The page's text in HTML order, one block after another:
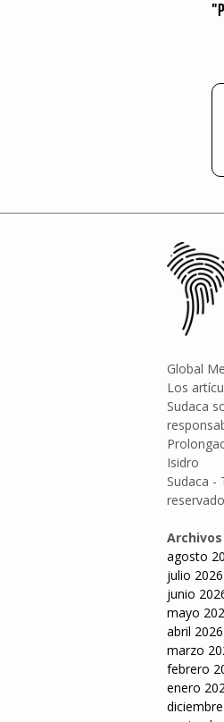
Global
Los
Sudaca
Isidro
Sudaca -
Archivos
agosto
julio 2026
junio
mayo
abril 2026
marzo
febrero
enero